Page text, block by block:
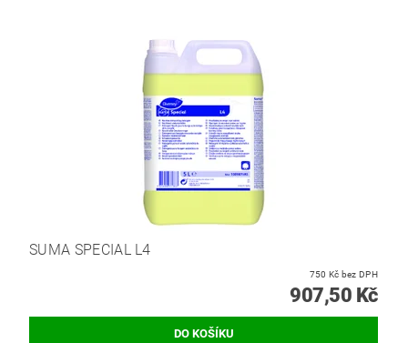
SUMA SPECIAL L4
750 Kč bez DPH
907,50 Kč